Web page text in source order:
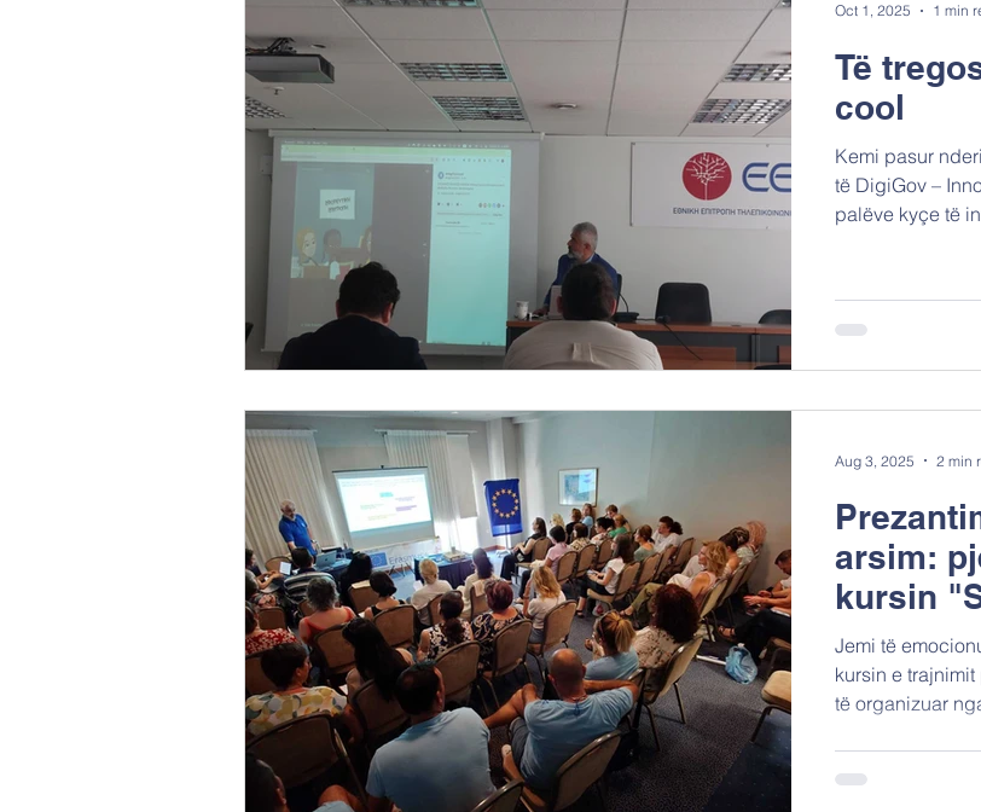
Të
cool
Kemi pasur
të DigiGov –
palëve kyçe të
përfaqësuesit e
së Arsimit dhe
Oct 1, 2025 1 min
arsim:
kursin
Jemi të
kursin e
të organizuar
këtij kursi
Aug 3, 2025 2 min